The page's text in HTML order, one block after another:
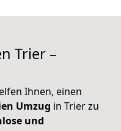
Trier –
Ihnen, einen
Umzug in Trier zu
und